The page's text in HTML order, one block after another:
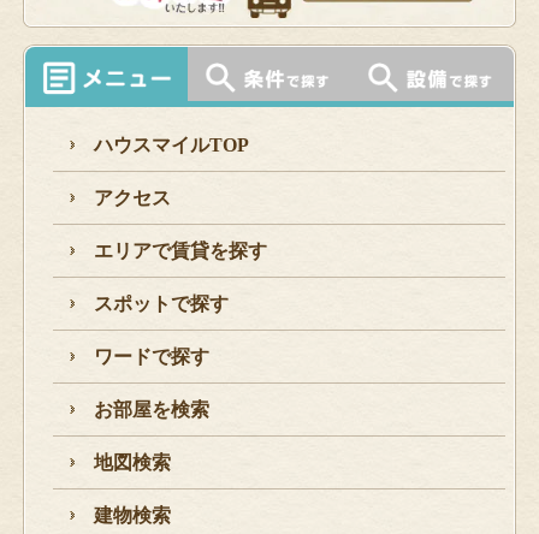
ハウスマイルTOP
アクセス
エリアで賃貸を探す
スポットで探す
ワードで探す
お部屋を検索
地図検索
建物検索